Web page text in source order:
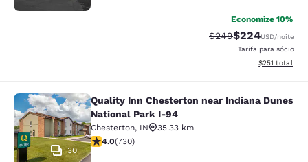
Economize 10%
Tarifa anterior
$249Tarifa com
$224USD/noite
Tarifa para sócio
Exibir
$251 total
Quality Inn Chesterton near
30
Quality Inn Chesterton near Indiana Dunes
National Park I-94
Chesterton, IN
35.33 km
classificação 4.04 estrelas. Muito bom. 730 avaliações
4.0(730)